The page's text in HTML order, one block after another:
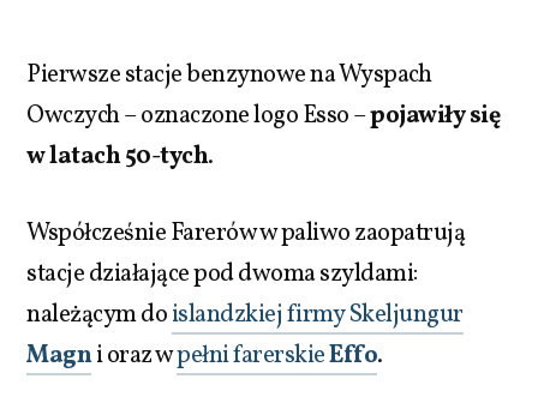
Pierwsze stacje benzynowe na Wyspach
Owczych – oznaczone logo Esso –pojawiły się
w latach 50-tych.
Współcześnie Farerów w paliwo zaopatrują
stacje działające pod dwoma szyldami:
należącym doislandzkiej firmy Skeljungur
Magni oraz wpełni farerskieEffo.